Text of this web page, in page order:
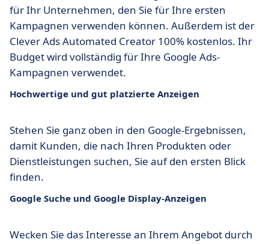
für Ihr Unternehmen, den Sie für Ihre ersten
Kampagnen verwenden können. Außerdem ist der
Clever Ads Automated Creator 100% kostenlos. Ihr
Budget wird vollständig für Ihre Google Ads-
Kampagnen verwendet.
Hochwertige und gut platzierte Anzeigen
Stehen Sie ganz oben in den Google-Ergebnissen,
damit Kunden, die nach Ihren Produkten oder
Dienstleistungen suchen, Sie auf den ersten Blick
finden.
Google Suche und Google Display-Anzeigen
Wecken Sie das Interesse an Ihrem Angebot durch